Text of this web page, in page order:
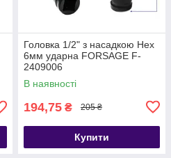
Головка 1/2" з насадкою Hex
6мм ударна FORSAGE F-
2409006
В наявності
194,75 ₴ 205 ₴
Купити